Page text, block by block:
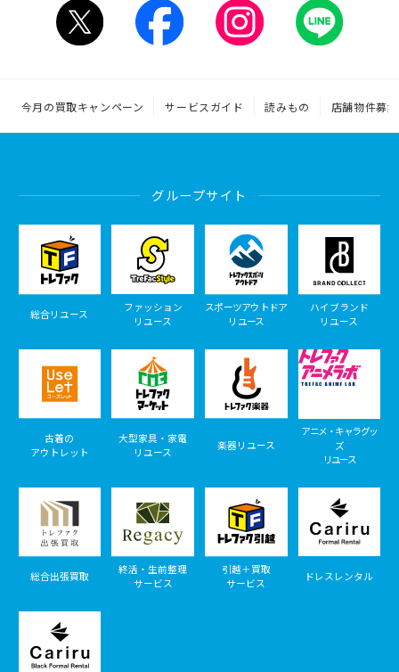
今月の買取キャンペーン サービスガイド 読みもの 店舗物件募集
グループサイト
総合リユース
ファッション
リユース
スポーツアウトドア
リユース
ハイブランド
リユース
古着の
アウトレット
大型家具・家電
リユース
楽器リユース
アニメ・キャラグッ
ズ
リユース
総合出張買取
終活・生前整理
サービス
引越＋買取
サービス
ドレスレンタル